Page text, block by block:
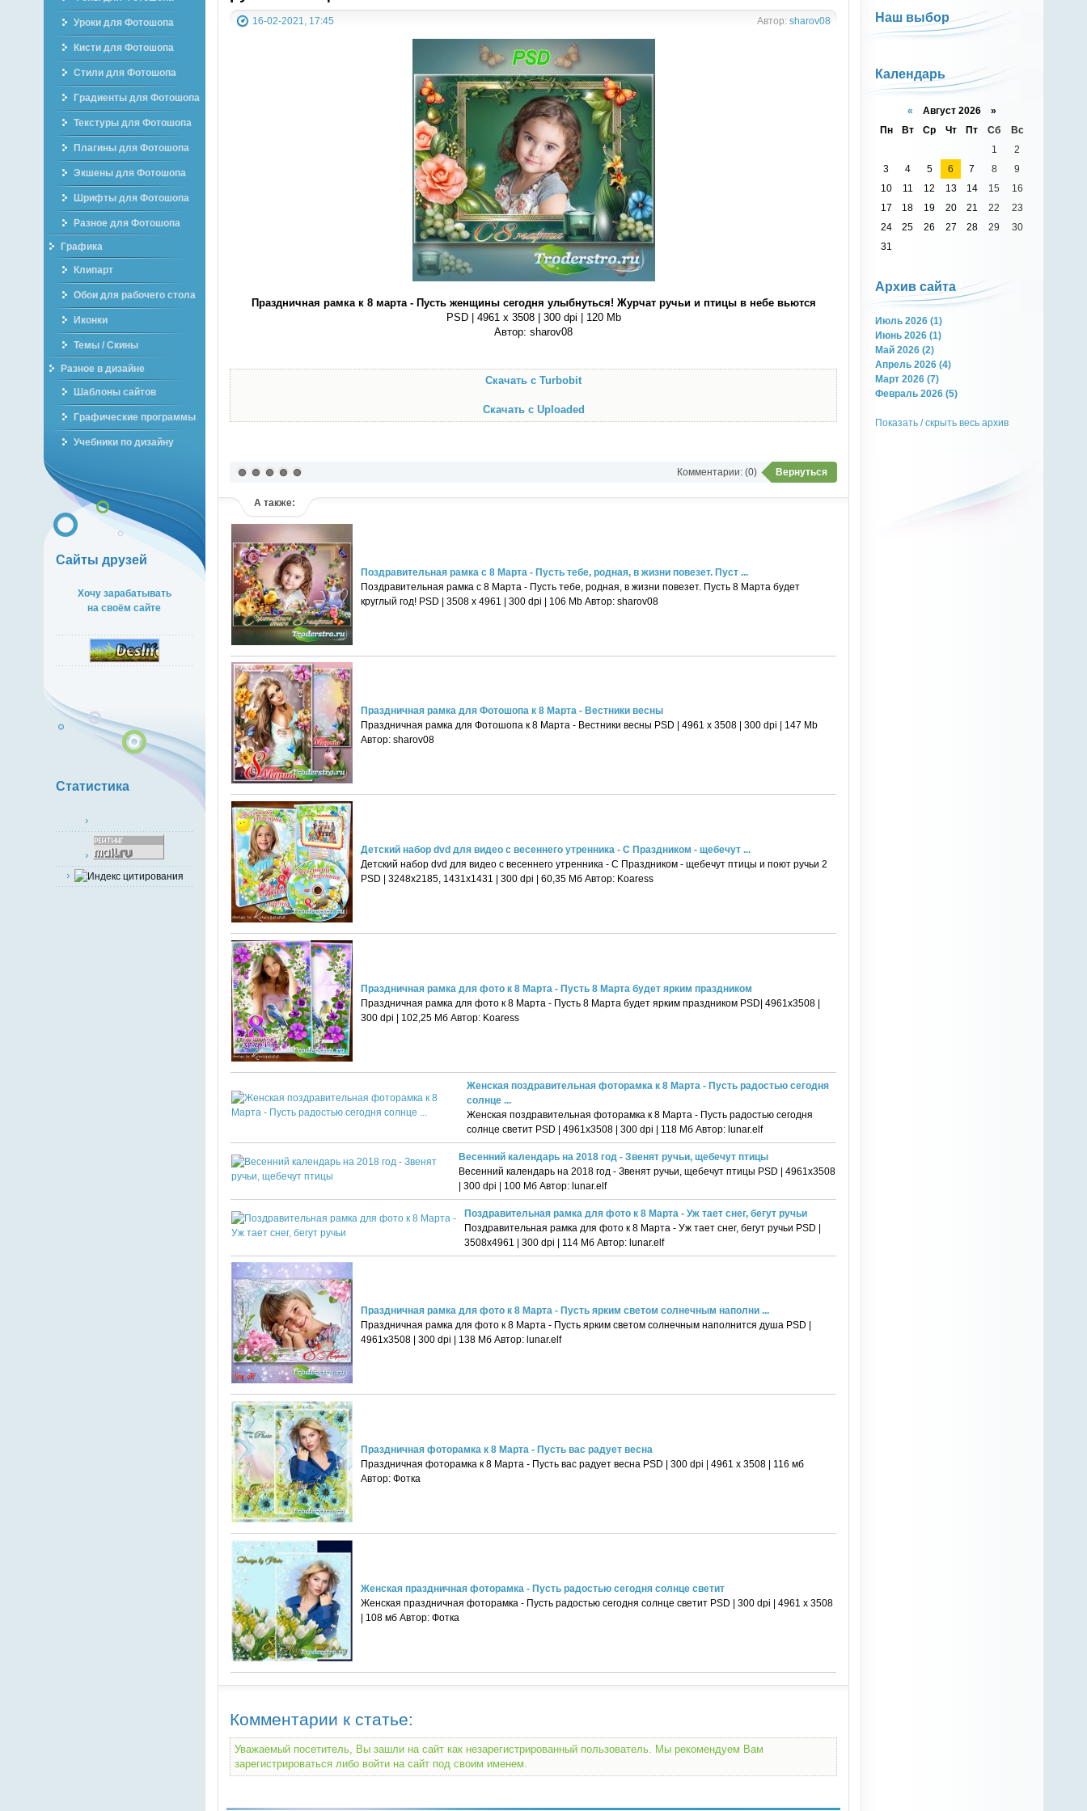
Уроки для Фотошопа
Кисти для Фотошопа
Стили для Фотошопа
Градиенты для Фотошопа
Текстуры для Фотошопа
Плагины для Фотошопа
Экшены для Фотошопа
Шрифты для Фотошопа
Разное для Фотошопа
Графика
Клипарт
Обои для рабочего стола
Иконки
Темы / Скины
Разное в дизайне
Шаблоны сайтов
Графические программы
Учебники по дизайну
Сайты друзей
Хочу зарабатывать
на своём сайте
Статистика
Автор:sharov08
16-02-2021, 17:45
Праздничная рамка к 8 марта - Пусть женщины сегодня улыбнуться! Журчат ручьи и птицы в небе вьются
PSD | 4961 х 3508 | 300 dpi | 120 Mb
Автор: sharov08
Скачать с Turbobit
Скачать с Uploaded
Вернуться
Комментарии: (0)
А также:
Поздравительная рамка с 8 Марта - Пусть тебе, родная, в жизни повезет. Пуст ...
Поздравительная рамка с 8 Марта - Пусть тебе, родная, в жизни повезет. Пусть 8 Марта будет
круглый год! PSD | 3508 х 4961 | 300 dpi | 106 Mb Автор: sharov08
Праздничная рамка для Фотошопа к 8 Марта - Вестники весны
Праздничная рамка для Фотошопа к 8 Марта - Вестники весны PSD | 4961 х 3508 | 300 dpi | 147 Mb
Автор: sharov08
Детский набор dvd для видео с весеннего утренника - С Праздником - щебечут ...
Детский набор dvd для видео с весеннего утренника - С Праздником - щебечут птицы и поют ручьи 2
PSD | 3248x2185, 1431x1431 | 300 dpi | 60,35 Мб Автор: Koaress
Праздничная рамка для фото к 8 Марта - Пусть 8 Марта будет ярким праздником
Праздничная рамка для фото к 8 Марта - Пусть 8 Марта будет ярким праздником PSD| 4961x3508 |
300 dpi | 102,25 Мб Автор: Koaress
Женская поздравительная фоторамка к 8 Марта - Пусть радостью сегодня
солнце ...
Женская поздравительная фоторамка к 8 Марта - Пусть радостью сегодня
солнце светит PSD | 4961х3508 | 300 dpi | 118 Мб Автор: lunar.elf
Весенний календарь на 2018 год - Звенят ручьи, щебечут птицы
Весенний календарь на 2018 год - Звенят ручьи, щебечут птицы PSD | 4961х3508
| 300 dpi | 100 Мб Автор: lunar.elf
Поздравительная рамка для фото к 8 Марта - Уж тает снег, бегут ручьи
Поздравительная рамка для фото к 8 Марта - Уж тает снег, бегут ручьи PSD |
3508х4961 | 300 dpi | 114 Мб Автор: lunar.elf
Праздничная рамка для фото к 8 Марта - Пусть ярким светом солнечным наполни ...
Праздничная рамка для фото к 8 Марта - Пусть ярким светом солнечным наполнится душа PSD |
4961х3508 | 300 dpi | 138 Мб Автор: lunar.elf
Праздничная фоторамка к 8 Марта - Пусть вас радует весна
Праздничная фоторамка к 8 Марта - Пусть вас радует весна PSD | 300 dpi | 4961 x 3508 | 116 мб
Автор: Фотка
Женская праздничная фоторамка - Пусть радостью сегодня солнце светит
Женская праздничная фоторамка - Пусть радостью сегодня солнце светит PSD | 300 dpi | 4961 x 3508
| 108 мб Автор: Фотка
Комментарии к статье:
Уважаемый посетитель, Вы зашли на сайт как незарегистрированный пользователь. Мы рекомендуем Вам
зарегистрироваться либо войти на сайт под своим именем.
Наш выбор
Календарь
« Август 2026 »
Пн
Вт Ср Чт Пт Сб
Вс
1
2
3
4 5 6 7 8
9
10
11 12 13 14 15
16
17
18 19 20 21 22
23
24
25 26 27 28 29
30
31
Архив сайта
Июль 2026 (1)
Июнь 2026 (1)
Май 2026 (2)
Апрель 2026 (4)
Март 2026 (7)
Февраль 2026 (5)
Показать / скрыть весь архив